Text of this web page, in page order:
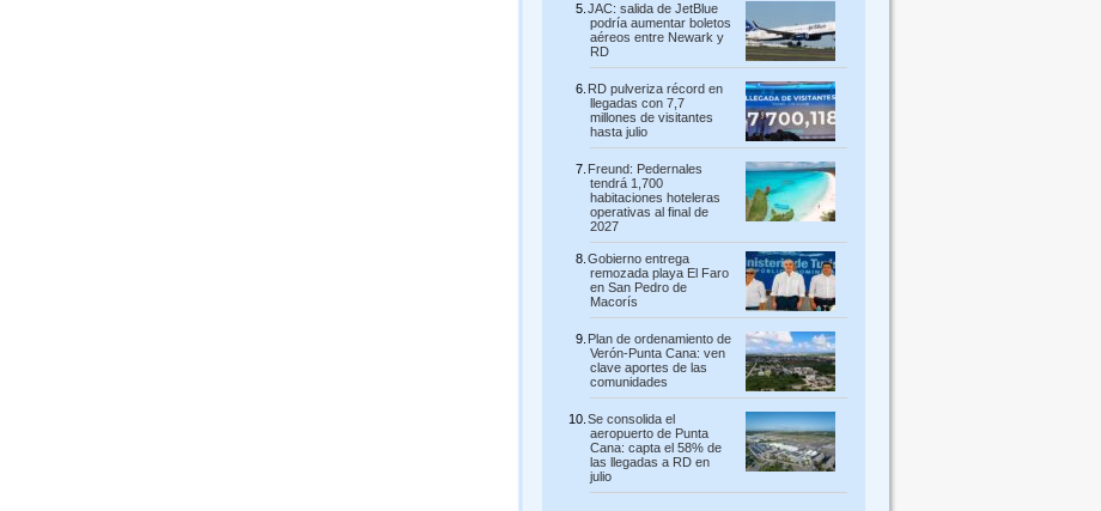
JAC: salida de JetBlue
podría aumentar boletos
aéreos entre Newark y
RD
RD pulveriza récord en
llegadas con 7,7
millones de visitantes
hasta julio
Freund: Pedernales
tendrá 1,700
habitaciones hoteleras
operativas al final de
2027
Gobierno entrega
remozada playa El Faro
en San Pedro de
Macorís
Plan de ordenamiento de
Verón-Punta Cana: ven
clave aportes de las
comunidades
Se consolida el
aeropuerto de Punta
Cana: capta el 58% de
las llegadas a RD en
julio